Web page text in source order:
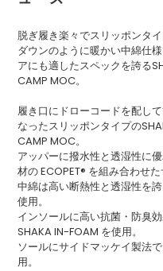
加
る
脱ぎ履き楽々でスリッポンタ
ダウンのように暖かい中綿仕
アにも適したスペックを誇る
CAMP MOC。
履き口にドローコードを配し
なったスリッポンタイプの
CAMP MOC。
アッパーに撥水性と透湿性に
材の ECOPET® を組み合わせ
中綿は高い断熱性と透湿性を
使用。
インソールに高い抗菌・防臭
SHAKA IN-FOAM を使用。
ソールにサイドマッケイ製法
用。